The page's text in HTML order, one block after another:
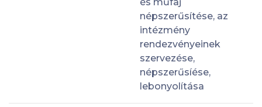
népszerűsítése, az
intézmény
rendezvényeinek
szervezése,
népszerűsíése,
lebonyolítása